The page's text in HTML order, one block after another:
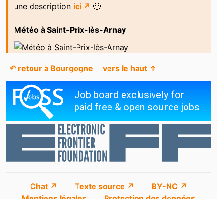
une description ici ↗ 🙂
Météo à Saint-Prix-lès-Arnay
↶ retour à Bourgogne vers le haut ↑
Chat ↗ Texte source ↗
BY-NC ↗